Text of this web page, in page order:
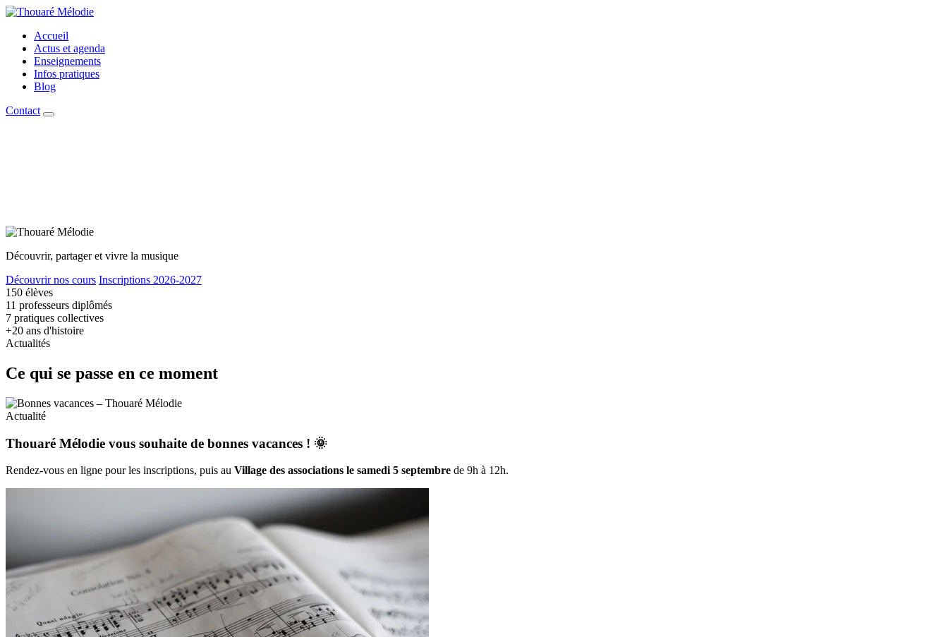
Accueil
Actus et agenda
Enseignements
Infos pratiques
Blog
Contact
Découvrir, partager et vivre la musique
Découvrir nos cours Inscriptions 2026-2027
150 élèves
11 professeurs diplômés
7 pratiques collectives
+20 ans d'histoire
Actualités
Ce qui se passe en ce moment
Actualité
Thouaré Mélodie vous souhaite de bonnes vacances ! 🌞
Rendez-vous en ligne pour les inscriptions, puis au Village des associations le samedi 5 septembre de 9h à 12h.